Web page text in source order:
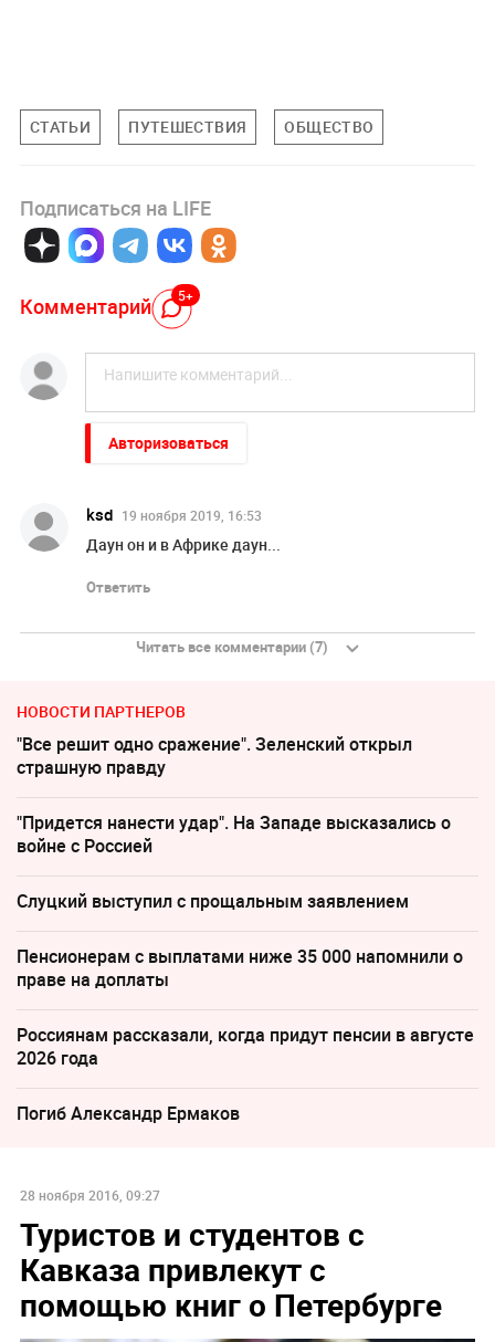
СТАТЬИ ПУТЕШЕСТВИЯ ОБЩЕСТВО
Подписаться на LIFE
Комментарий 5+
Авторизоваться
ksd 19 ноября 2019, 16:53
Даун он и в Африке даун...
Ответить
Читать все комментарии (7)
НОВОСТИ ПАРТНЕРОВ
"Все решит одно сражение". Зеленский открыл
страшную правду
"Придется нанести удар". На Западе высказались о
войне с Россией
Слуцкий выступил с прощальным заявлением
Пенсионерам с выплатами ниже 35 000 напомнили о
праве на доплаты
Россиянам рассказали, когда придут пенсии в августе
2026 года
Погиб Александр Ермаков
28 ноября 2016, 09:27
Туристов и студентов с
Кавказа привлекут с
помощью книг о Петербурге